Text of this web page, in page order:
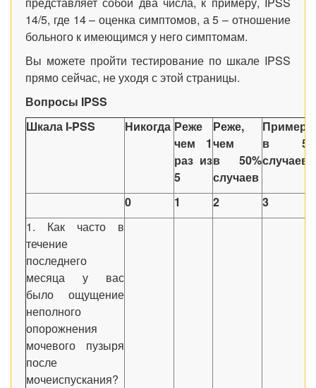
14/5, где 14 – оценка симптомов, а 5 – отношение
больного к имеющимся у него симптомам.
Вы можете пройти тестирование по шкале IPSS
прямо сейчас, не уходя с этой страницы.
Вопросы IPSS
Шкала I-PSS
Никогда Реже
чем 1
раз из
5
Реже,
чем
в 50%
случаев
в
случаев
0 1 2
3
1. Как часто в
течение
последнего
месяца у вас
было ощущение
неполного
опорожнения
мочевого пузыря
после
мочеиспускания?